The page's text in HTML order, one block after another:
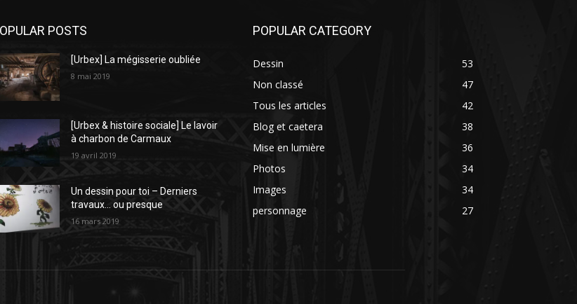
POSTS
[Urbex] La mégisserie oubliée
8 mai 2019
[Urbex & histoire sociale] Le lavoir
à charbon de Carmaux
19 avril 2019
Un dessin pour toi – Derniers
travaux… ou presque
16 mars 2019
POPULAR CATEGORY
Dessin
53
Non classé
47
Tous les articles
42
Blog et caetera
38
Mise en lumière
36
Photos
34
Images
34
personnage
27